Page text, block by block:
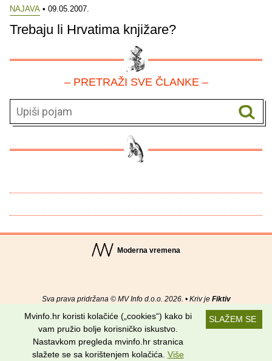
NAJAVA • 09.05.2007.
Trebaju li Hrvatima knjižare?
– PRETRAŽI SVE ČLANKE –
Moderna vremena
Sva prava pridržana © MV Info d.o.o. 2026. • Kriv je Fiktiv
O nama• Pomoć•Uvjeti korištenja•RSS kanali
Potraži nas na:
SLAŽEM SE
Mvinfo.hr koristi kolačiće („cookies“) kako bi
vam pružio bolje korisničko iskustvo.
Nastavkom pregleda mvinfo.hr stranica
slažete se sa korištenjem kolačića. Više